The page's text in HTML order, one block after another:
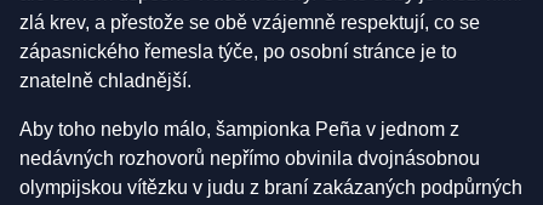
zlá krev, a přestože se obě vzájemně respektují, co se
zápasnického řemesla týče, po osobní stránce je to
znatelně chladnější.
Aby toho nebylo málo, šampionka Peña v jednom z
nedávných rozhovorů nepřímo obvinila dvojnásobnou
olympijskou vítězku v judu z braní zakázaných podpůrných